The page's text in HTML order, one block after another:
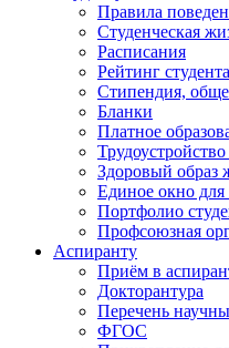
Правила
Студенческая
Расписания
Рейтинг студента
Стипендия,
Бланки
Платное
Здоровый образ
Единое окно
Портфолио
Профсоюзная
Аспиранту
Приём в
Докторантура
Перечень
ФГОС